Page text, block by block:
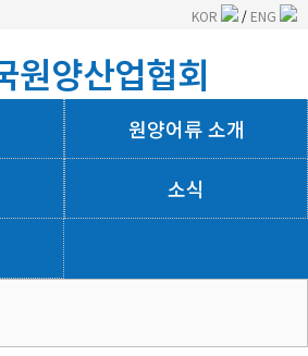
KOR / ENG
원양산업협회
원양어류 소개
소식